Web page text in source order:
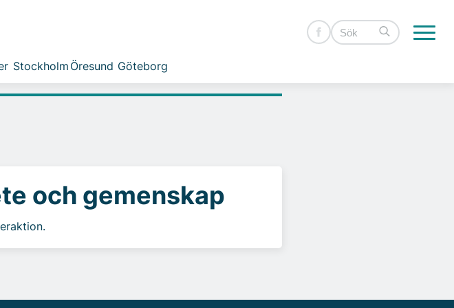
Stockholm Öresund Göteborg
och gemenskap